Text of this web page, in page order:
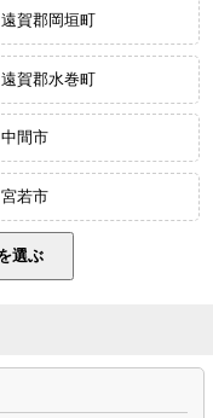
遠賀郡岡垣町
遠賀郡水巻町
中間市
宮若市